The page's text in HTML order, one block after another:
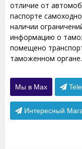
отличие от
паспорте
наличии
информацию о
помещено
таможенном органе.
Мы в Max
Интересный